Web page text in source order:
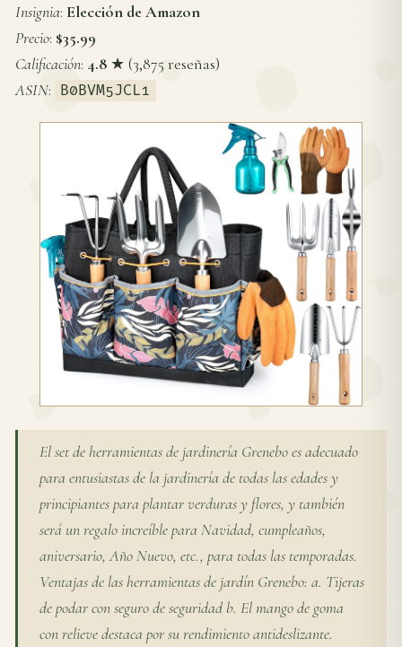
Insignia: Elección de Amazon
Precio: $35.99
Calificación: 4.8 ★ (3,875 reseñas)
ASIN: B0BVM5JCL1
El set de herramientas de jardinería Grenebo es adecuado
para entusiastas de la jardinería de todas las edades y
principiantes para plantar verduras y flores, y también
será un regalo increíble para Navidad, cumpleaños,
aniversario, Año Nuevo, etc., para todas las temporadas.
Ventajas de las herramientas de jardín Grenebo: a. Tijeras
de podar con seguro de seguridad b. El mango de goma
con relieve destaca por su rendimiento antideslizante.